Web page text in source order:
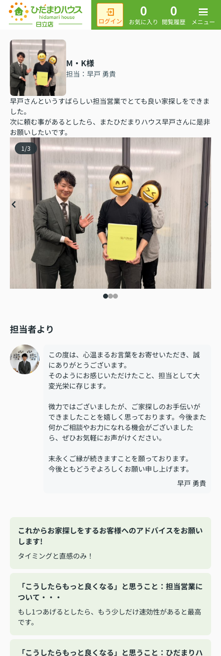
0
お気に入り
0
閲覧履歴 メニュー
M・K様
担当：早戸 勇貴
早戸さんというすばらしい担当営業でとても良い家探しをできま
した。
次に頼む事があるとしたら、またひだまりハウス早戸さんに是非
お願いしたいです。
1 /3
担当者より
この度は、心温まるお言葉をお寄せいただき、誠
にありがとうございます。
そのようにお感じいただけたこと、担当として大
変光栄に存じます。
微力ではございましたが、ご家探しのお手伝いが
できましたことを嬉しく思っております。今後また
何かご相談やお力になれる機会がございました
ら、ぜひお気軽にお声がけください。
末永くご縁が続きますことを願っております。
今後ともどうぞよろしくお願い申し上げます。
早戸 勇貴
これからお家探しをするお客様へのアドバイスをお願い
します!
タイミングと直感のみ！
「こうしたらもっと良くなる」と思うこと：担当営業に
ついて・・・
もし1つあげるとしたら、もう少しだけ速効性があると最高
です。
「こうしたらもっと良くなる」と思うこと：ひだまりハ